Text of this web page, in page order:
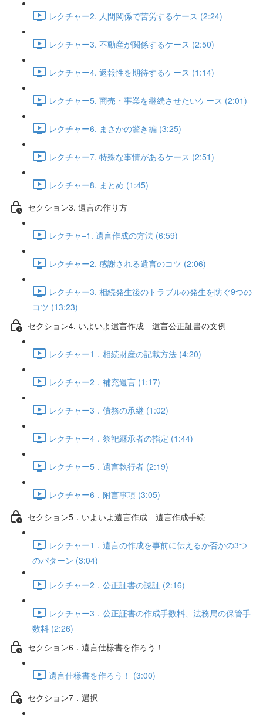
レクチャー2. 人間関係で苦労するケース (2:24)
レクチャー3. 不動産が関係するケース (2:50)
レクチャー4. 返報性を期待するケース (1:14)
レクチャー5. 商売・事業を継続させたいケース (2:01)
レクチャー6. まさかの驚き編 (3:25)
レクチャー7. 特殊な事情があるケース (2:51)
レクチャー8. まとめ (1:45)
セクション3. 遺言の作り方
レクチャ−1. 遺言作成の方法 (6:59)
レクチャー2. 感謝される遺言のコツ (2:06)
レクチャー3. 相続発生後のトラブルの発生を防ぐ9つの
コツ (13:23)
セクション4. いよいよ遺言作成 遺言公正証書の文例
レクチャー1．相続財産の記載方法 (4:20)
レクチャー2．補充遺言 (1:17)
レクチャー3．債務の承継 (1:02)
レクチャー4．祭祀継承者の指定 (1:44)
レクチャー5．遺言執行者 (2:19)
レクチャー6．附言事項 (3:05)
セクション5．いよいよ遺言作成 遺言作成手続
レクチャー1．遺言の作成を事前に伝えるか否かの3つ
のパターン (3:04)
レクチャー2．公正証書の認証 (2:16)
レクチャー3．公正証書の作成手数料、法務局の保管手
数料 (2:26)
セクション6．遺言仕様書を作ろう！
遺言仕様書を作ろう！ (3:00)
セクション7．選択